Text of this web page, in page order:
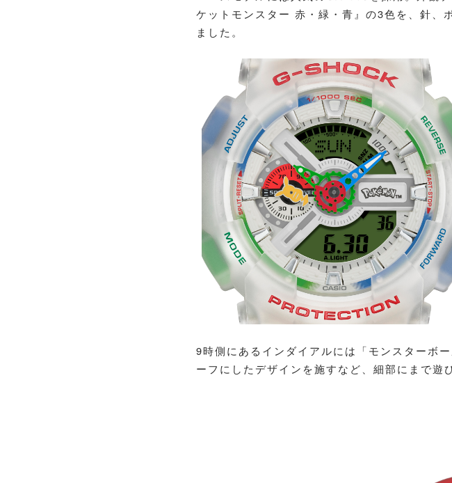
ケットモンスター 赤・緑・青』の3色を、針、
ました。
9時側にあるインダイアルには「モンスターボ
ーフにしたデザインを施すなど、細部にまで遊